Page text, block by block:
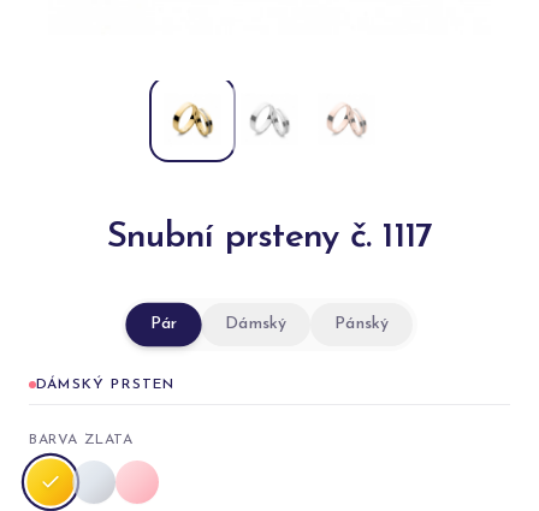
Snubní prsteny č. 1117
Pár Dámský Pánský
DÁMSKÝ PRSTEN
BARVA ZLATA